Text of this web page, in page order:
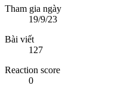
Tham gia ngày
19/9/23
Bài viết
127
Reaction score
0